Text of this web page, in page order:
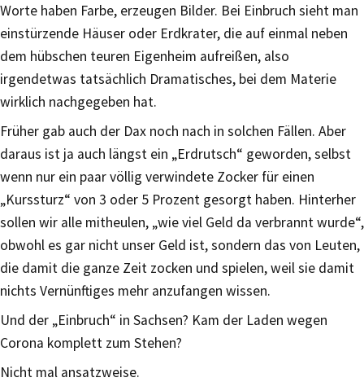
Worte haben Farbe, erzeugen Bilder. Bei Einbruch sieht man
einstürzende Häuser oder Erdkrater, die auf einmal neben
dem hübschen teuren Eigenheim aufreißen, also
irgendetwas tatsächlich Dramatisches, bei dem Materie
wirklich nachgegeben hat.
Früher gab auch der Dax noch nach in solchen Fällen. Aber
daraus ist ja auch längst ein „Erdrutsch“ geworden, selbst
wenn nur ein paar völlig verwindete Zocker für einen
„Kurssturz“ von 3 oder 5 Prozent gesorgt haben. Hinterher
sollen wir alle mitheulen, „wie viel Geld da verbrannt wurde“,
obwohl es gar nicht unser Geld ist, sondern das von Leuten,
die damit die ganze Zeit zocken und spielen, weil sie damit
nichts Vernünftiges mehr anzufangen wissen.
Und der „Einbruch“ in Sachsen? Kam der Laden wegen
Corona komplett zum Stehen?
Nicht mal ansatzweise.